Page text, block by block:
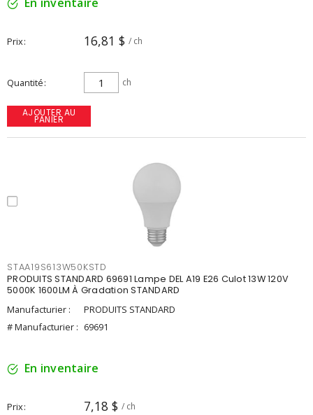
Prix 16,81 $ / ch
Quantité ch
AJOUTER AU
PANIER
STAA19S613W50KSTD
PRODUITS STANDARD 69691 Lampe DEL A19 E26 Culot 13W 120V
5000K 1600LM À Gradation STANDARD
Manufacturier :
PRODUITS STANDARD
# Manufacturier : 69691
En inventaire
Prix 7,18 $ / ch